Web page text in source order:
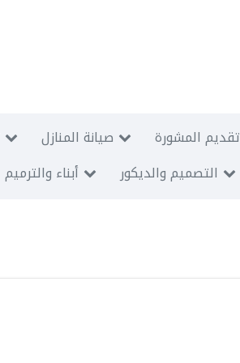
صيانة المنازل تقديم المشورة
أبناء والترميم التصميم والديكور